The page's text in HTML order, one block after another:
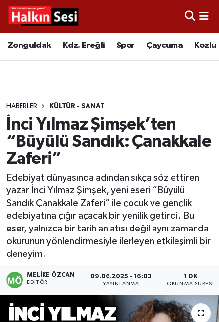
Zonguldak Kdz. Ereğli Spor Çaycuma Kozlu
HABERLER KÜLTÜR - SANAT
İnci Yılmaz Şimşek’ten
“Büyülü Sandık: Çanakkale
Zaferi”
Edebiyat dünyasında adından sıkça söz ettiren
yazar İnci Yılmaz Şimşek, yeni eseri “Büyülü
Sandık Çanakkale Zaferi” ile çocuk ve gençlik
edebiyatına çığır açacak bir yenilik getirdi. Bu
eser, yalnızca bir tarih anlatısı değil aynı zamanda
okurunun yönlendirmesiyle ilerleyen etkileşimli bir
deneyim.
MELIKE ÖZCAN
EDITÖR
09.06.2025 - 16:03
YAYINLANMA
1 DK
OKUNMA SÜRESI
Video
Çaycuma
Alaplı
Asayiş
Bartın
Karabük
Devrek
Bolu
ÇEVRE
BİLİM VE TEKNOLOJİ
Merkez Hava Durumu
Tüm Manşetler
Son Dakika Haberleri
Haber Arşivi